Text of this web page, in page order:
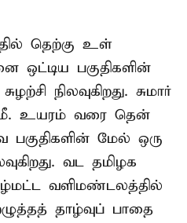
தெற்கு உள்
ஒட்டிய பகுதிகளின்
நிலவுகிறது. சுமார்
உயரம் வரை தென்
பகுதிகளின் மேல் ஒரு
வட தமிழக
வளிமண்டலத்தில்
தாழ்வுப் பாதை